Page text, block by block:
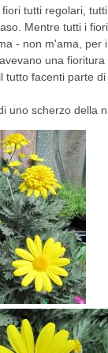
tutti regolari,
Mentre tutti i
- non m'ama, per
una
tutto facenti parte
uno scherzo della